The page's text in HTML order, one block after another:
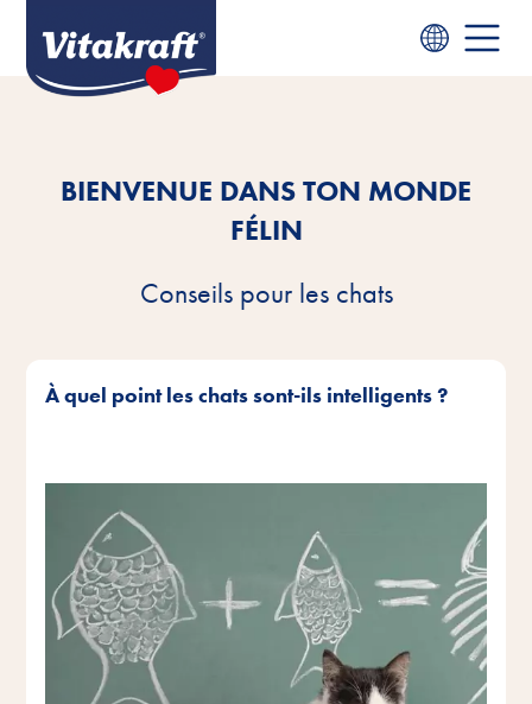
BIENVENUE DANS TON MONDE
FÉLIN
Conseils pour les chats
À quel point les chats sont-ils intelligents ?